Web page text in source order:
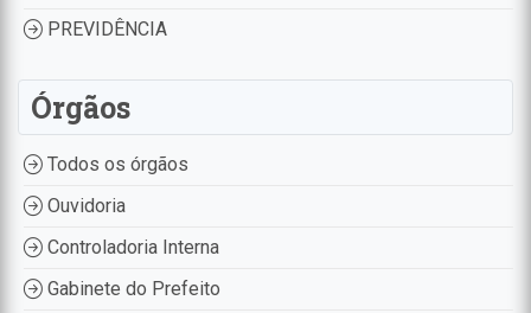
PREVIDÊNCIA
Órgãos
Todos os órgãos
Ouvidoria
Controladoria Interna
Gabinete do Prefeito